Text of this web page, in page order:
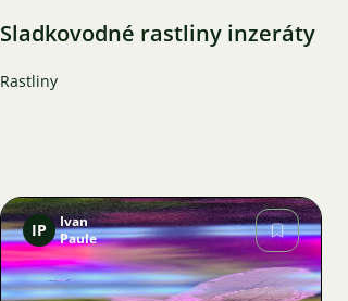
Sladkovodné rastliny inzeráty
Rastliny
IP
Ivan
Paule